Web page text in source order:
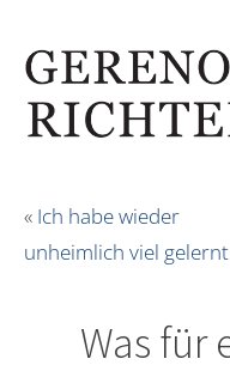
« Ich habe wieder
unheimlich viel
Was für